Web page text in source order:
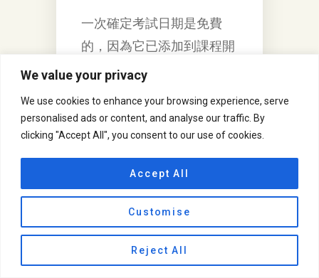
We value your privacy
We use cookies to enhance your browsing experience, serve
personalised ads or content, and analyse our traffic. By
clicking "Accept All", you consent to our use of cookies.
Customise
Reject All
Accept All
一次確定考試日期是免費
的，因為它已添加到課程開
始時支付的註冊費中。
首次確定日期後的任何日期
更改將增加理論費用每人
125 美元。
親人和親人的死亡，有證據
的醫療緊急情況，自然災害
是例外。